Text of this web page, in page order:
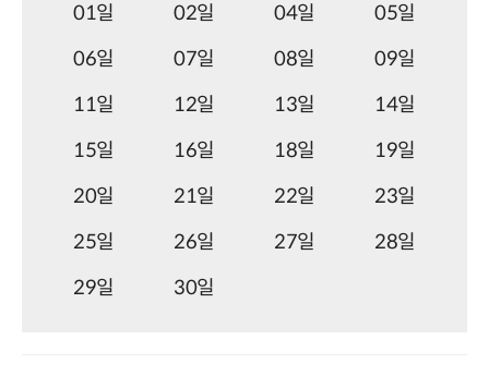
01일 02일 04일
05일
06일
07일 08일
09일
11일
12일 13일
14일
15일
16일 18일
19일
20일
21일 22일
23일
25일
26일 27일
28일
29일
30일